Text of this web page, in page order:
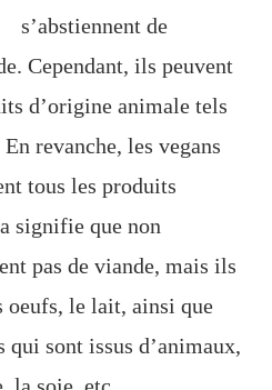
s’abstiennent de
Cependant, ils peuvent
d’origine animale tels
revanche, les vegans
tous les produits
signifie que non
pas de viande, mais ils
oeufs, le lait, ainsi que
qui sont issus d’animaux,